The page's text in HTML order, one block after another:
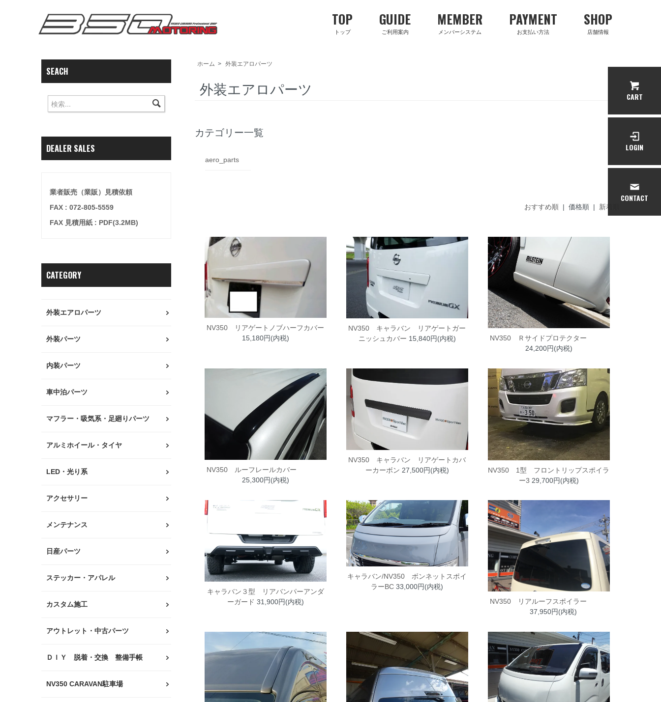
TOP
トップ
GUIDE
ご利用案内
MEMBER
メンバーシステム
PAYMENT
お支払い方法
SHOP
店舗情報
ホーム > 外装エアロパーツ
外装エアロパーツ
カテゴリー一覧
aero_parts
おすすめ順 | 価格順 | 新着順
NV350 リアゲートノブハーフカバー
15,180円(内税)
NV350 キャラバン リアゲートガー
ニッシュカバー 15,840円(内税)
NV350 Ｒサイドプロテクター
24,200円(内税)
NV350 ルーフレールカバー
25,300円(内税)
NV350 キャラバン リアゲートカバ
ーカーボン 27,500円(内税)
NV350 1型 フロントリップスポイラ
ー3 29,700円(内税)
キャラバン３型 リアバンパーアンダ
ーガード 31,900円(内税)
キャラバン/NV350 ボンネットスポイ
ラーBC 33,000円(内税)
NV350 リアルーフスポイラー
37,950円(内税)
SEACH
DEALER SALES
業者販売（業販）見積依頼
FAX : 072-805-5559
FAX 見積用紙 : PDF(3.2MB)
CATEGORY
外装エアロパーツ
外装パーツ
内装パーツ
車中泊パーツ
マフラー・吸気系・足廻りパーツ
アルミホイール・タイヤ
LED・光り系
アクセサリー
メンテナンス
日産パーツ
ステッカー・アパレル
カスタム施工
アウトレット・中古パーツ
ＤＩＹ 脱着・交換 整備手帳
NV350 CARAVAN駐車場
CART
LOGIN
CONTACT